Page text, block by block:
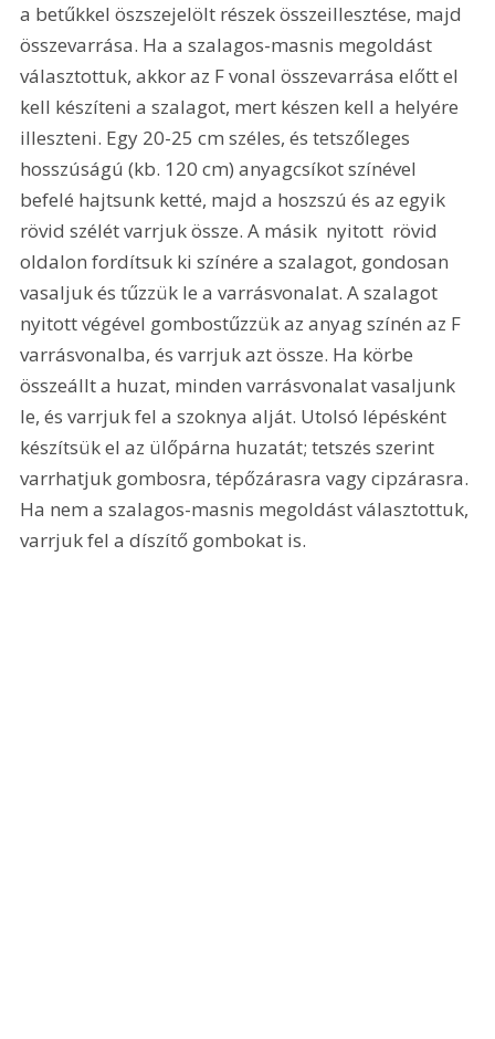
a betűkkel öszszejelölt részek összeillesztése, majd
összevarrása. Ha a szalagos-masnis megoldást
választottuk, akkor az F vonal összevarrása előtt el
kell készíteni a szalagot, mert készen kell a helyére
illeszteni. Egy 20-25 cm széles, és tetszőleges
hosszúságú (kb. 120 cm) anyagcsíkot színével
befelé hajtsunk ketté, majd a hoszszú és az egyik
rövid szélét varrjuk össze. A másik  nyitott  rövid
oldalon fordítsuk ki színére a szalagot, gondosan
vasaljuk és tűzzük le a varrásvonalat. A szalagot
nyitott végével gombostűzzük az anyag színén az F
varrásvonalba, és varrjuk azt össze. Ha körbe
összeállt a huzat, minden varrásvonalat vasaljunk
le, és varrjuk fel a szoknya alját. Utolsó lépésként
készítsük el az ülőpárna huzatát; tetszés szerint
varrhatjuk gombosra, tépőzárasra vagy cipzárasra.
Ha nem a szalagos-masnis megoldást választottuk,
varrjuk fel a díszítő gombokat is.